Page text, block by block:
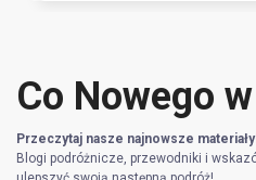
Co Nowego
Przeczytaj nasze najnowsze
Blogi podróżnicze, przewodniki i